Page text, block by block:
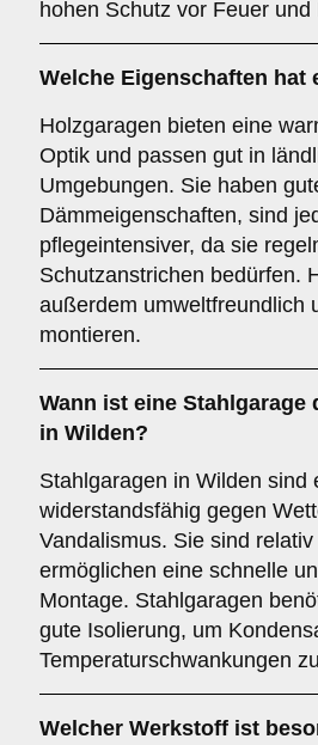
hohen Schutz vor Feuer und
Welche Eigenschaften hat
Holzgaragen bieten eine
Optik und passen gut in
Umgebungen. Sie haben
Dämmeigenschaften, sind
pflegeintensiver, da sie
Schutzanstrichen bedürfen.
außerdem umweltfreundlich
montieren.
Wann ist eine Stahlgarage
in Wilden?
Stahlgaragen in Wilden sind
widerstandsfähig gegen
Vandalismus. Sie sind relativ
ermöglichen eine schnelle
Montage. Stahlgaragen
gute Isolierung, um
Temperaturschwankungen
Welcher Werkstoff ist